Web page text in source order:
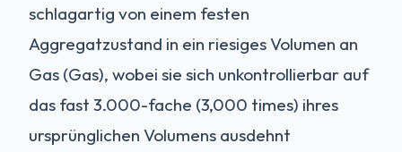
schlagartig von einem festen
Aggregatzustand in ein riesiges Volumen an
Gas (Gas), wobei sie sich unkontrollierbar auf
das fast 3.000-fache (3,000 times) ihres
ursprünglichen Volumens ausdehnt